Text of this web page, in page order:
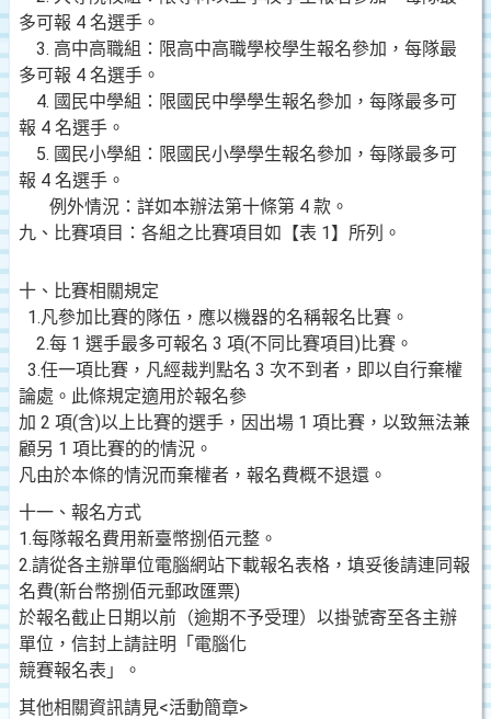
多可報 4 名選手。
3. 高中高職組：限高中高職學校學生報名參加，每隊最
多可報 4 名選手。
4. 國民中學組：限國民中學學生報名參加，每隊最多可
報 4 名選手。
5. 國民小學組：限國民小學學生報名參加，每隊最多可
報 4 名選手。
例外情況：詳如本辦法第十條第 4 款。
九、比賽項目：各組之比賽項目如【表 1】所列。
十、比賽相關規定
1.凡參加比賽的隊伍，應以機器的名稱報名比賽。
2.每 1 選手最多可報名 3 項(不同比賽項目)比賽。
3.任一項比賽，凡經裁判點名 3 次不到者，即以自行棄權
論處。此條規定適用於報名參
加 2 項(含)以上比賽的選手，因出場 1 項比賽，以致無法兼
顧另 1 項比賽的的情況。
凡由於本條的情況而棄權者，報名費概不退還。
十一、報名方式
1.每隊報名費用新臺幣捌佰元整。
2.請從各主辦單位電腦網站下載報名表格，填妥後請連同報
名費(新台幣捌佰元郵政匯票)
於報名截止日期以前（逾期不予受理）以掛號寄至各主辦
單位，信封上請註明「電腦化
競賽報名表」。
其他相關資訊請見<活動簡章>